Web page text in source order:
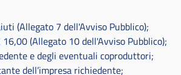
(Allegato 7 dell'Avviso Pubblico);
(Allegato 10 dell'Avviso Pubblico);
e degli eventuali coproduttori;
dell’impresa richiedente;